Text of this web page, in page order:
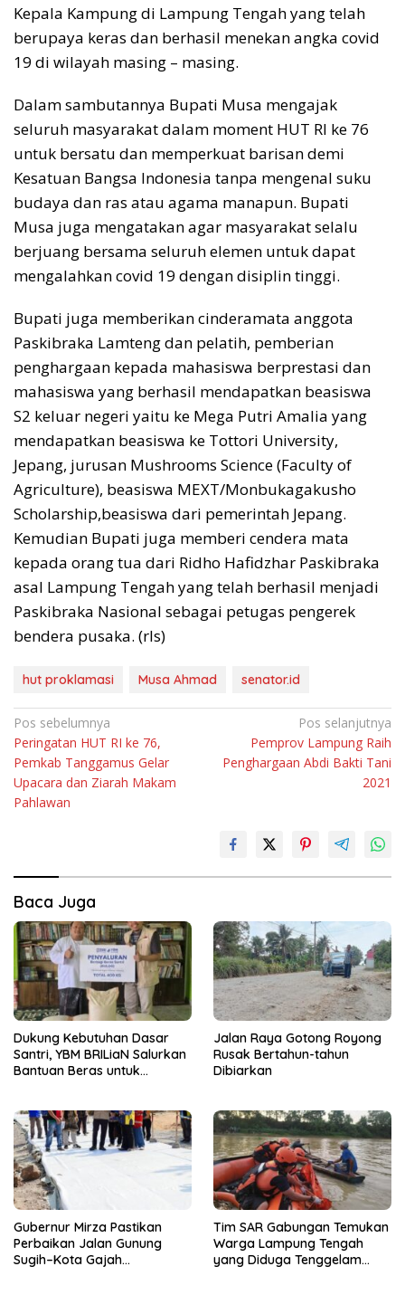
Kepala Kampung di Lampung Tengah yang telah
berupaya keras dan berhasil menekan angka covid
19 di wilayah masing – masing.
Dalam sambutannya Bupati Musa mengajak
seluruh masyarakat dalam moment HUT RI ke 76
untuk bersatu dan memperkuat barisan demi
Kesatuan Bangsa Indonesia tanpa mengenal suku
budaya dan ras atau agama manapun. Bupati
Musa juga mengatakan agar masyarakat selalu
berjuang bersama seluruh elemen untuk dapat
mengalahkan covid 19 dengan disiplin tinggi.
Bupati juga memberikan cinderamata anggota
Paskibraka Lamteng dan pelatih, pemberian
penghargaan kepada mahasiswa berprestasi dan
mahasiswa yang berhasil mendapatkan beasiswa
S2 keluar negeri yaitu ke Mega Putri Amalia yang
mendapatkan beasiswa ke Tottori University,
Jepang, jurusan Mushrooms Science (Faculty of
Agriculture), beasiswa MEXT/Monbukagakusho
Scholarship,beasiswa dari pemerintah Jepang.
Kemudian Bupati juga memberi cendera mata
kepada orang tua dari Ridho Hafidzhar Paskibraka
asal Lampung Tengah yang telah berhasil menjadi
Paskibraka Nasional sebagai petugas pengerek
bendera pusaka. (rls)
hut proklamasi Musa Ahmad senator.id
Navigasi
pos
Pos sebelumnya
Peringatan HUT RI ke 76,
Pemkab Tanggamus Gelar
Upacara dan Ziarah Makam
Pahlawan
Pos selanjutnya
Pemprov Lampung Raih
Penghargaan Abdi Bakti Tani
2021
Baca Juga
Dukung Kebutuhan Dasar
Santri, YBM BRILiaN Salurkan
Bantuan Beras untuk
Jalan Raya Gotong Royong
Rusak Bertahun-tahun
Dibiarkan
Gubernur Mirza Pastikan
Perbaikan Jalan Gunung
Sugih–Kota Gajah
Tim SAR Gabungan Temukan
Warga Lampung Tengah
yang Diduga Tenggelam